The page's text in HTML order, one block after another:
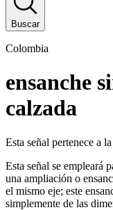
Buscar
Colombia
ensanche
calzada
Esta señal pertenece a
Esta señal se empleará
una ampliación o
el mismo eje; este
simplemente de las